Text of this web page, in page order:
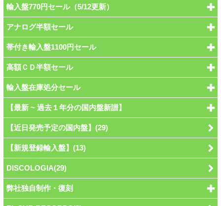
輸入盤770円セール（5/12更新）
アナログ半額セール
帯付き輸入盤1100円セール
高額ＣＤ半額セール
輸入盤在庫処分セール
【最新 ~ 過去１年分の国内盤新譜】
【近日発売予定の国内盤】(29)
【新規登録輸入盤】(13)
DISCOLOGIA(29)
弊社独自制作・復刻